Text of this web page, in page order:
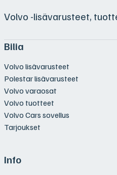
Volvo -lisävarusteet,
Bilia
Volvo lisävarusteet
Polestar lisävarusteet
Volvo varaosat
Volvo tuotteet
Volvo Cars sovellus
Tarjoukset
Info